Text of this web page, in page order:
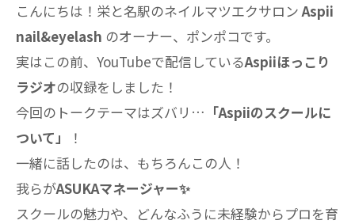
こんにちは！栄と名駅のネイルマツエクサロンAspii
nail&eyelash のオーナー、ポンポコです。
実はこの前、YouTubeで配信しているAspiiほっこり
ラジオの収録をしました！
今回のトークテーマはズバリ… 「Aspiiのスクールに
ついて」
！
一緒に話したのは、もちろんこの人！
我らがASUKAマネージャー✨
スクールの魅力や、どんなふうに未経験からプロを育